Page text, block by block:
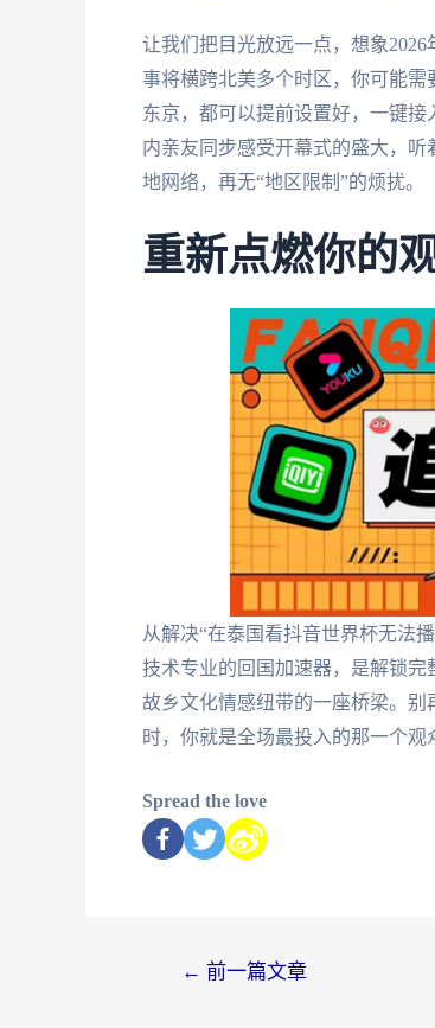
让我们把目光放远一点，想象
事将横跨北美多个时区，你可能
东京，都可以提前设置好，一键
内亲友同步感受开幕式的盛大，
地网络，再无“地区限制”的烦扰。
重新点燃你的
从解决“在泰国看抖音世界杯无法
技术专业的回国加速器，是解锁
故乡文化情感纽带的一座桥梁。
时，你就是全场最投入的那一个观
Spread the love
← 前一篇文章